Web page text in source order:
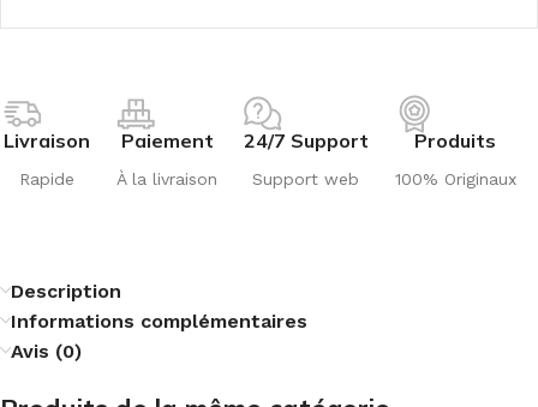
Livraison
Rapide
Paiement
À la livraison
24/7 Support
Support web
Produits
100% Originaux
Description
Informations complémentaires
Avis (0)